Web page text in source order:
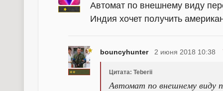
Автомат по внешнему виду
Индия хочет получить
bouncyhunter 2 июня 2018 10:38
Цитата: Teberii
Автомат по внешнему виду